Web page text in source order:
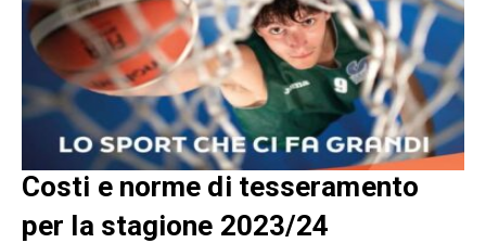
Costi e norme di tesseramento
per la stagione 2023/24